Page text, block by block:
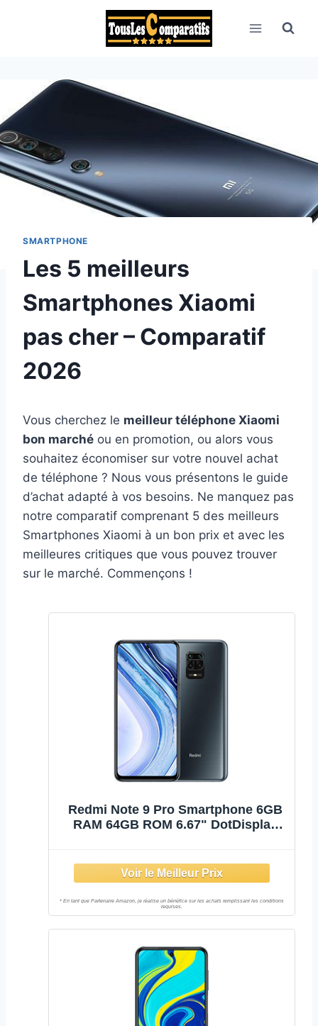
SMARTPHONE
Les 5 meilleurs
Smartphones Xiaomi
pas cher – Comparatif
2026
Vous cherchez le meilleur téléphone Xiaomi
bon marché ou en promotion, ou alors vous
souhaitez économiser sur votre nouvel achat
de téléphone ? Nous vous présentons le guide
d’achat adapté à vos besoins. Ne manquez pas
notre comparatif comprenant 5 des meilleurs
Smartphones Xiaomi à un bon prix et avec les
meilleures critiques que vous pouvez trouver
sur le marché. Commençons !
Redmi Note 9 Pro Smartphone 6GB
RAM 64GB ROM 6.67" DotDisplay